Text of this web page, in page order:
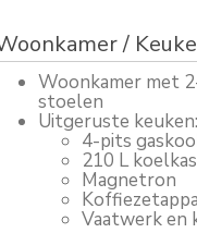
/
Woonkamer met
stoelen
Uitgeruste keuken:
4-pits
210 L
Magnetron
Vaatwerk en